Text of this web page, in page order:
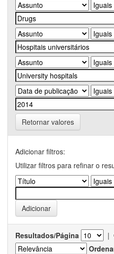
Retornar valores
Adicionar filtros:
Utilizar filtros para refinar o
Resultados/Página |